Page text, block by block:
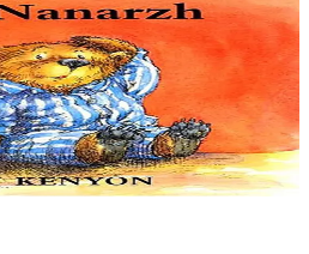
dezhañ. Treiñ ha distreiñ a ra ken
! Hag eñ d'e wele en-dro, da